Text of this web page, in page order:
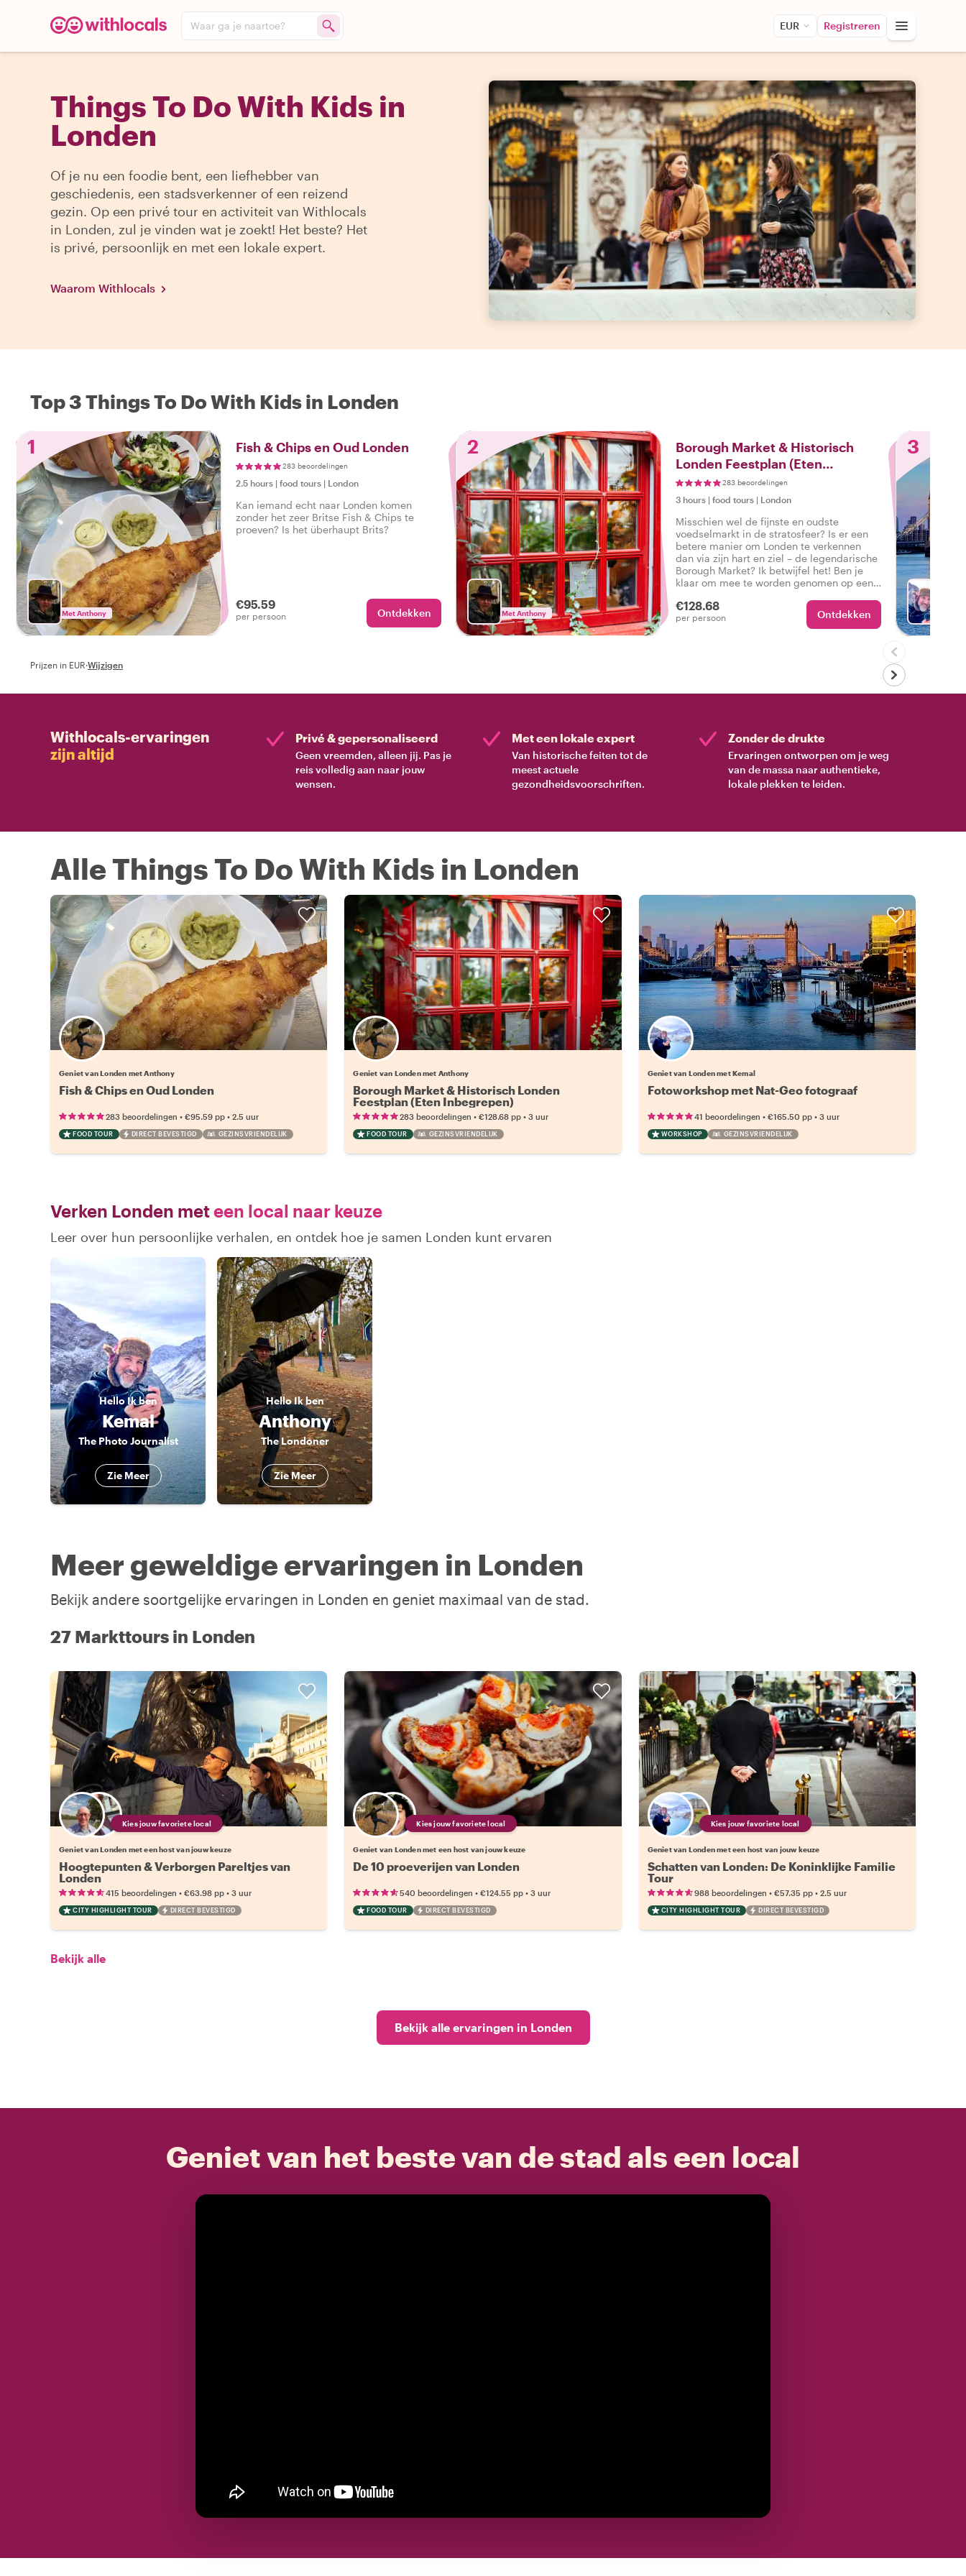
Waar ga je naartoe? EUR Registreren
Things To Do With Kids in
Londen
Of je nu een foodie bent, een liefhebber van
geschiedenis, een stadsverkenner of een reizend
gezin. Op een privé tour en activiteit van Withlocals
in Londen, zul je vinden wat je zoekt! Het beste? Het
is privé, persoonlijk en met een lokale expert.
Waarom Withlocals
Top 3 Things To Do With Kids in Londen
1
Met Anthony
Fish & Chips en Oud Londen
283 beoordelingen
2.5 hours | food tours | London
Kan iemand echt naar Londen komen
zonder het zeer Britse Fish & Chips te
proeven? Is het überhaupt Brits?
€95.59
per persoon Ontdekken
2
Met Anthony
Borough Market & Historisch
Londen Feestplan (Eten
Inbegrepen)283 beoordelingen
3 hours | food tours | London
Misschien wel de fijnste en oudste
voedselmarkt in de stratosfeer? Is er een
betere manier om Londen te verkennen
dan via zijn hart en ziel – de legendarische
Borough Market? Ik betwijfel het! Ben je
klaar om mee te worden genomen op een
€128.68
per persoon Ontdekken
3
Prijzen in EUR·Wijzigen
Withlocals-ervaringen
zijn altijd
Privé & gepersonaliseerd
Geen vreemden, alleen jij. Pas je
reis volledig aan naar jouw
wensen.
Met een lokale expert
Van historische feiten tot de
meest actuele
gezondheidsvoorschriften.
Zonder de drukte
Ervaringen ontworpen om je weg
van de massa naar authentieke,
lokale plekken te leiden.
Alle Things To Do With Kids in Londen
Geniet van Londen met Anthony
Fish & Chips en Oud Londen
283 beoordelingen • €95.59 pp • 2.5 uur
FOOD TOUR DIRECT BEVESTIGD GEZINSVRIENDELIJK
Geniet van Londen met Anthony
Borough Market & Historisch Londen
Feestplan (Eten Inbegrepen)
283 beoordelingen •€128.68 pp •3 uur
FOOD TOUR GEZINSVRIENDELIJK
Geniet van Londen met Kemal
Fotoworkshop met Nat-Geo fotograaf
41 beoordelingen • €165.50 pp• 3 uur
WORKSHOP GEZINSVRIENDELIJK
Verken Londen meteen local naar keuze
Leer over hun persoonlijke verhalen, en ontdek hoe je samen Londen kunt ervaren
HelloIk ben
Kemal
The Photo Journalist
Zie Meer
HelloIk ben
Anthony
The Londoner
Zie Meer
Meer geweldige ervaringen in Londen
Bekijk andere soortgelijke ervaringen in Londen en geniet maximaal van de stad.
27 Markttours in Londen
Kies jouw favoriete local
Geniet van Londen met een host van jouw keuze
Hoogtepunten & Verborgen Pareltjes van
Londen
415 beoordelingen • €63.98 pp • 3 uur
CITY HIGHLIGHT TOUR DIRECT BEVESTIGD
Kies jouw favoriete local
Geniet van Londen met een host van jouw keuze
De 10 proeverijen van Londen
540 beoordelingen •€124.55 pp •3 uur
FOOD TOUR DIRECT BEVESTIGD
Kies jouw favoriete local
Geniet van Londen met een host van jouw keuze
Schatten van Londen: De Koninklijke Familie
Tour
988 beoordelingen • €57.35 pp• 2.5 uur
CITY HIGHLIGHT TOUR DIRECT BEVESTIGD
Bekijk alle
Bekijk alle ervaringen in Londen
Geniet van het beste van de stad als een local